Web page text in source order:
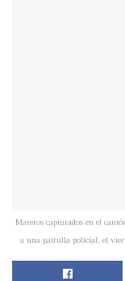
Mareros capturados en el
a una patrulla policial, el